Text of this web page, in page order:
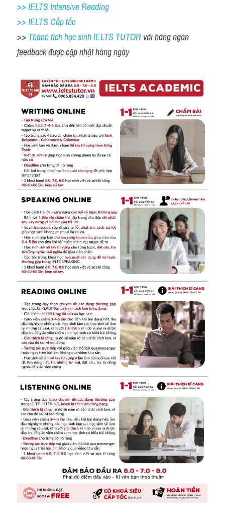
>> IELTS Intensive Reading
>> IELTS Cấp tốc
>> Thành tích học sinh IELTS TUTOR với hàng ngàn
feedback được cập nhật hàng ngày